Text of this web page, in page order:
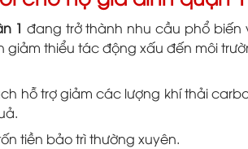
1 đang trở thành nhu cầu phổ biến
thiểu tác động xấu đến môi
hỗ trợ giảm các lượng khí thải
tiền bảo trì thường xuyên.